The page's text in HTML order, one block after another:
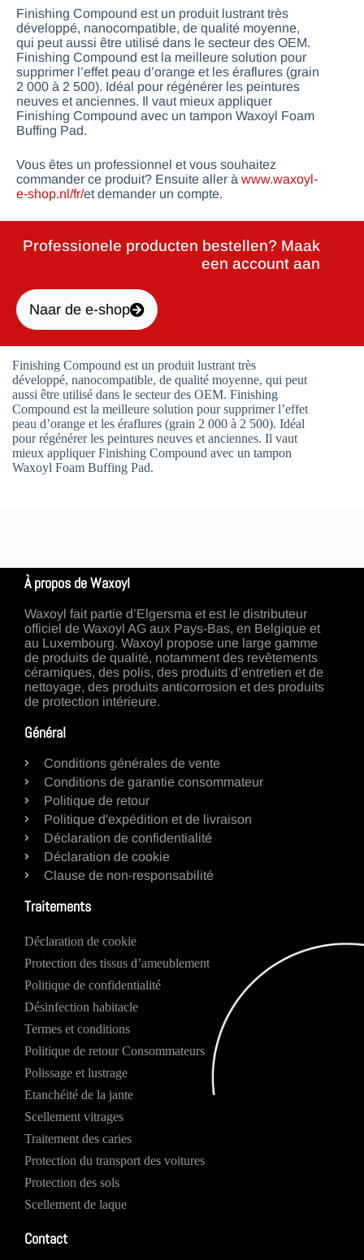
Finishing Compound est un produit lustrant très
développé, nanocompatible, de qualité moyenne,
qui peut aussi être utilisé dans le secteur des OEM.
Finishing Compound est la meilleure solution pour
supprimer l’effet peau d’orange et les éraflures (grain
2 000 à 2 500). Idéal pour régénérer les peintures
neuves et anciennes. Il vaut mieux appliquer
Finishing Compound avec un tampon Waxoyl Foam
Buffing Pad.
Vous êtes un professionnel et vous souhaitez
commander ce produit? Ensuite aller à www.waxoyl-
e-shop.nl/fr/et demander un compte.
Professionele producten bestellen? Maak
een account aan
Naar de e-shop
Finishing Compound est un produit lustrant très
développé, nanocompatible, de qualité moyenne, qui peut
aussi être utilisé dans le secteur des OEM. Finishing
Compound est la meilleure solution pour supprimer l’effet
peau d’orange et les éraflures (grain 2 000 à 2 500). Idéal
pour régénérer les peintures neuves et anciennes. Il vaut
mieux appliquer Finishing Compound avec un tampon
Waxoyl Foam Buffing Pad.
À propos de Waxoyl
Waxoyl fait partie d’Elgersma et est le distributeur
officiel de Waxoyl AG aux Pays-Bas, en Belgique et
au Luxembourg. Waxoyl propose une large gamme
de produits de qualité, notamment des revêtements
céramiques, des polis, des produits d’entretien et de
nettoyage, des produits anticorrosion et des produits
de protection intérieure.
Général
Conditions générales de vente
Conditions de garantie consommateur
Politique de retour
Politique d'expédition et de livraison
Déclaration de confidentialité
Déclaration de cookie
Clause de non-responsabilité
Traitements
Déclaration de cookie
Protection des tissus d’ameublement
Politique de confidentialité
Désinfection habitacle
Termes et conditions
Politique de retour Consommateurs
Polissage et lustrage
Etanchéité de la jante
Scellement vitrages
Traitement des caries
Protection du transport des voitures
Protection des sols
Scellement de laque
Contact